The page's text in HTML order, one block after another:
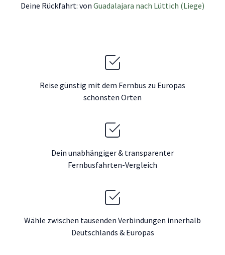
Deine Rückfahrt: von Guadalajara nach Lüttich (Liege)
Reise günstig mit dem Fernbus zu Europas
schönsten Orten
Dein unabhängiger & transparenter
Fernbusfahrten-Vergleich
Wähle zwischen tausenden Verbindungen innerhalb
Deutschlands & Europas